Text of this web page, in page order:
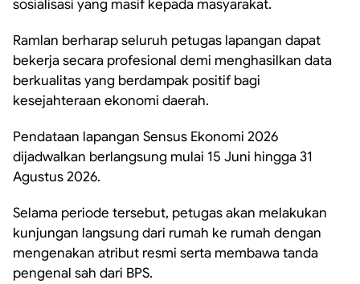
sosialisasi yang masif kepada masyarakat.
Ramlan berharap seluruh petugas lapangan dapat
bekerja secara profesional demi menghasilkan data
berkualitas yang berdampak positif bagi
kesejahteraan ekonomi daerah.
Pendataan lapangan Sensus Ekonomi 2026
dijadwalkan berlangsung mulai 15 Juni hingga 31
Agustus 2026.
Selama periode tersebut, petugas akan melakukan
kunjungan langsung dari rumah ke rumah dengan
mengenakan atribut resmi serta membawa tanda
pengenal sah dari BPS.